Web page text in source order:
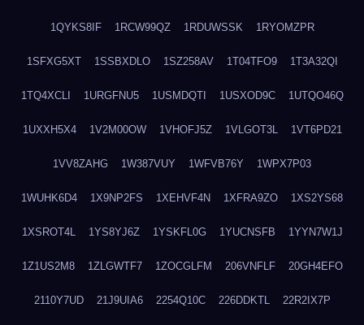
1QYKS8IF 1RCW99QZ 1RDUWSSK 1RYOMZPR
1SFXG5XT 1SSBXDLO 1SZ258AV 1T04TFO9 1T3A32QI
1TQ4XCLI 1URGFNU5 1USMDQTI 1USXOD9C 1UTQO46Q
1UXXH5X4 1V2M00OW 1VHOFJ5Z 1VLGOT3L 1VT6PD21
1VV8ZAHG 1W387VUY 1WFVB76Y 1WPX7P03
1WUHK6D4 1X9NP2FS 1XEHVF4N 1XFRA9ZO 1XS2YS68
1XSROT4L 1YS8YJ6Z 1YSKFL0G 1YUCNSFB 1YYN7W1J
1Z1US2M8 1ZLGWTF7 1ZOCGLFM 206VNFLF 20GH4EFO
2110Y7UD 21J9UIA6 2254Q10C 226DDKTL 22R2IX7P